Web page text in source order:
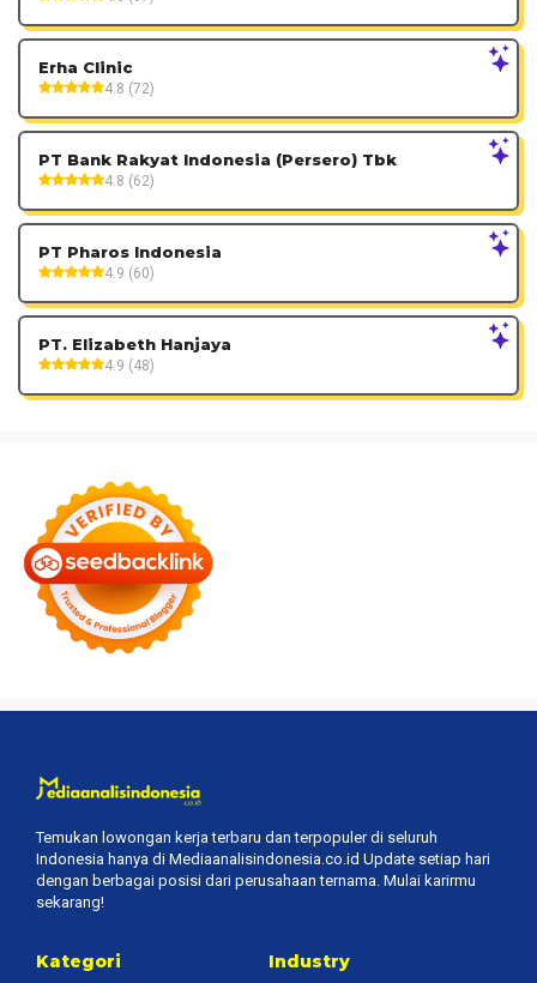
Erha Clinic
4.8 (72)
PT Bank Rakyat Indonesia (Persero) Tbk
4.8 (62)
PT Pharos Indonesia
4.9 (60)
PT. Elizabeth Hanjaya
4.9 (48)
Temukan lowongan kerja terbaru dan terpopuler di seluruh
Indonesia hanya di Mediaanalisindonesia.co.id Update setiap hari
dengan berbagai posisi dari perusahaan ternama. Mulai karirmu
sekarang!
Kategori Industry